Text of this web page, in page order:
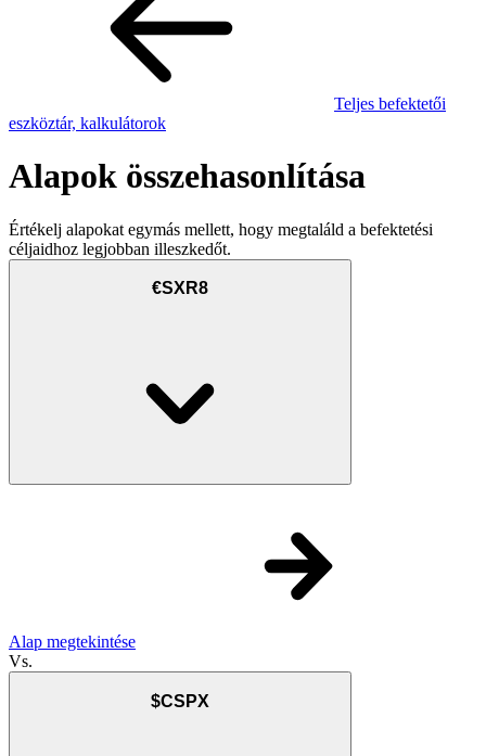
Teljes befektetői
eszköztár, kalkulátorok
Alapok összehasonlítása
Értékelj alapokat egymás mellett, hogy megtaláld a befektetési
céljaidhoz legjobban illeszkedőt.
€SXR8
Alap megtekintése
Vs.
$CSPX